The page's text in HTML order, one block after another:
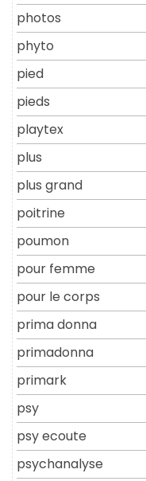
photos
phyto
pied
pieds
playtex
plus
plus grand
poitrine
poumon
pour femme
pour le corps
prima donna
primadonna
primark
psy
psy ecoute
psychanalyse